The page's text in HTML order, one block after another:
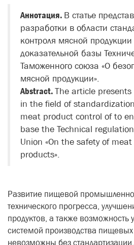
Аннотация. В статье
разработки в области
контроля мясной
доказательной базы
Таможенного союза «О
мясной продукции».
Abstract.The article
in the field of
meat product control of to
base the Technical
Union «On the safety of
products».
Развитие пищевой
технического прогресса,
продуктов, а также возможность
системой производства пищевых
невозможны без стандартизации.